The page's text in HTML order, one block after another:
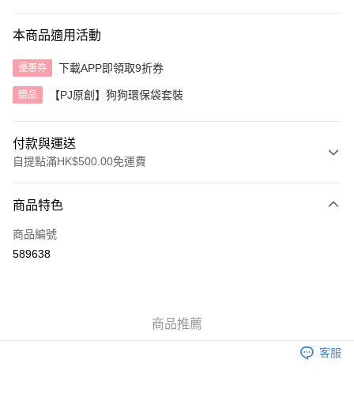
本商品適用活動
優惠券 下載APP即領取9折券
贈品 【PJ原創】狗狗環保袋套裝
付款與運送
自提點滿HK$500.00免運費
信用卡
AlipayHK
每筆HK$40.00，滿HK$500.00或以上免運費
商品特色
商品編號
589638
商品推薦
客服